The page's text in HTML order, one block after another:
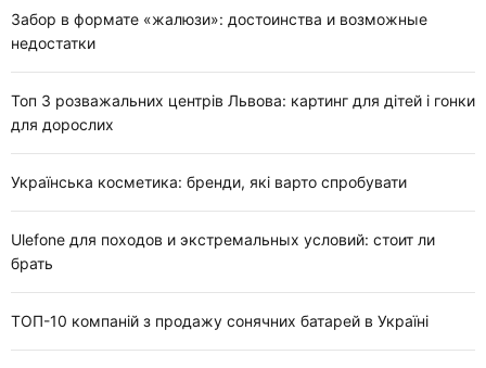
Забор в формате «жалюзи»: достоинства и возможные
недостатки
Топ 3 розважальних центрів Львова: картинг для дітей і гонки
для дорослих
Українська косметика: бренди, які варто спробувати
Ulefone для походов и экстремальных условий: стоит ли
брать
ТОП-10 компаній з продажу сонячних батарей в Україні